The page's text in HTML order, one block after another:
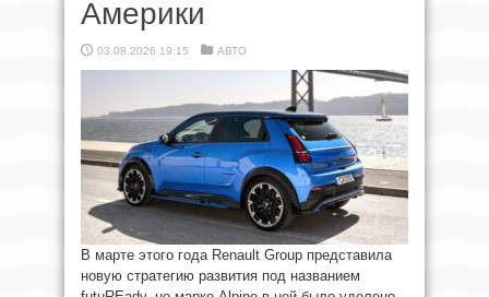
Америки
03.08.2026 19:15 АВТО
В марте этого года Renault Group представила
новую стратегию развития под названием